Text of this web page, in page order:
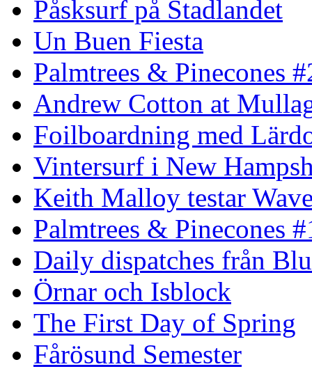
Påsksurf på Stadlandet
Un Buen Fiesta
Palmtrees & Pinecones
Andrew Cotton at
Foilboardning med
Vintersurf i New
Keith Malloy testar
Palmtrees & Pinecones
Daily dispatches från
Örnar och Isblock
The First Day of Spring
Fårösund Semester